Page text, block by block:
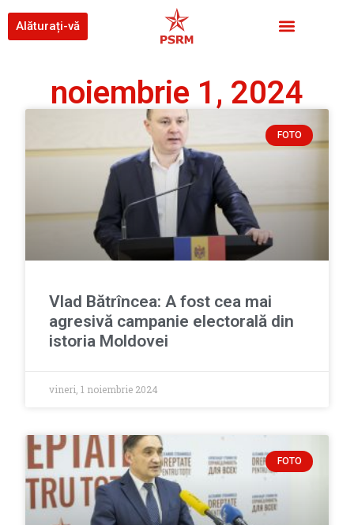
Alăturați-vă
noiembrie 1, 2024
FOTO
Vlad Bătrîncea: A fost cea mai
agresivă campanie electorală din
istoria Moldovei
vineri, 1 noiembrie 2024
FOTO